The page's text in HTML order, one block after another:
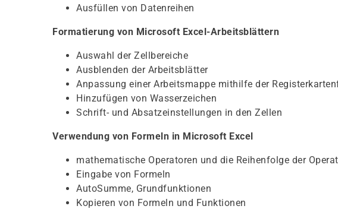
Ausfüllen von Datenreihen
Formatierung von Microsoft Excel-Arbeitsblättern
Auswahl der Zellbereiche
Ausblenden der Arbeitsblätter
Anpassung einer Arbeitsmappe mithilfe der
Hinzufügen von Wasserzeichen
Schrift- und Absatzeinstellungen in den Zellen
Verwendung von Formeln in Microsoft Excel
mathematische Operatoren und die Reihenfolge der
Eingabe von Formeln
AutoSumme, Grundfunktionen
Kopieren von Formeln und Funktionen